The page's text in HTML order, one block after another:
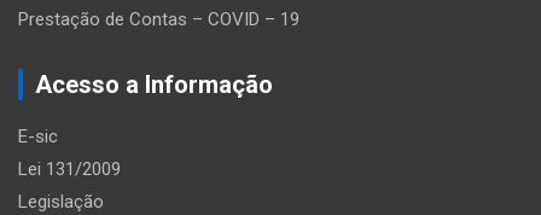
Prestação de Contas – COVID – 19
Acesso a Informação
E-sic
Lei 131/2009
Legislação